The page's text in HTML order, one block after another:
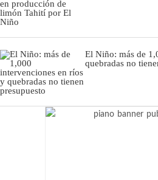
El Niño: más de
quebradas no